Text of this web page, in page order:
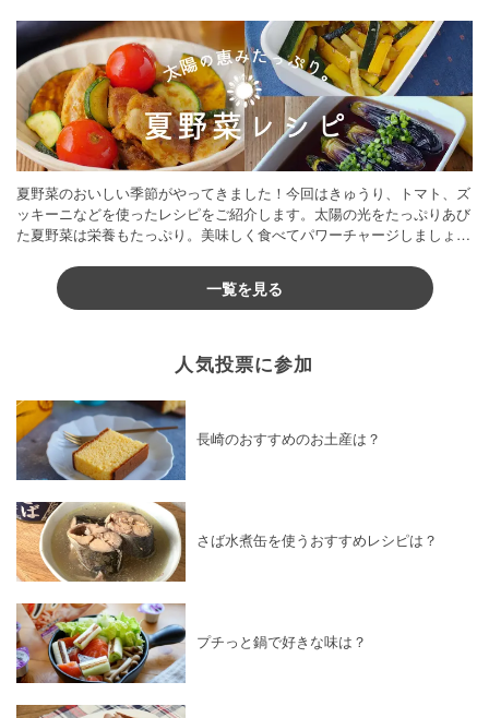
夏野菜のおいしい季節がやってきました！今回はきゅうり、トマト、ズ
ッキーニなどを使ったレシピをご紹介します。太陽の光をたっぷりあび
た夏野菜は栄養もたっぷり。美味しく食べてパワーチャージしましょう
一覧を見る
人気投票に参加
長崎のおすすめのお土産は？
さば水煮缶を使うおすすめレシピは？
プチっと鍋で好きな味は？